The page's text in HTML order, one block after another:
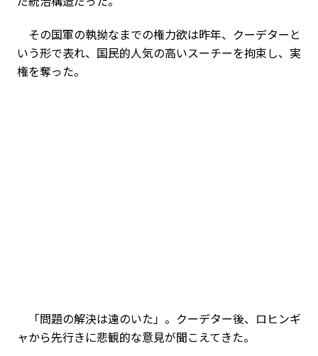
その国軍の執拗なまでの権力欲は昨年、クーデターと
いう形で表れ、国民的人気の高いスーチーを拘束し、実
権を奪った。
「問題の解決は遠のいた」。クーデター後、ロヒンギ
ャから先行きに悲観的な意見が聞こえてきた。